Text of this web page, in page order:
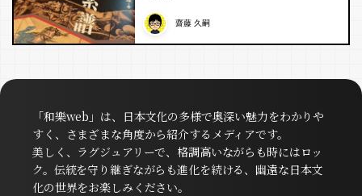
齋藤 久嗣
「和樂web」は、日本文化の多様で奥深い魅力をわかりや
すく、さまざまな角度から紹介するメディアです。
美しく、ラグジュアリーで、格調高いながらも時にはロッ
ク。伝統を守り継ぎながらも進化を続ける、幽遠な日本文
化の世界をお楽しみください。